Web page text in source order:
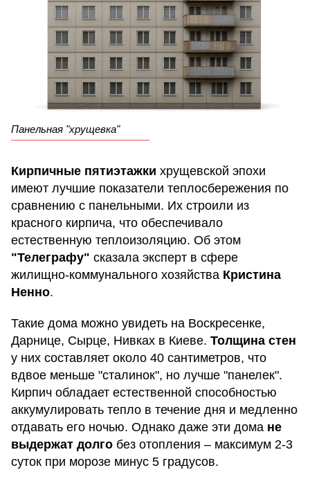
Панельная "хрущевка"
Кирпичные пятиэтажки хрущевской эпохи
имеют лучшие показатели теплосбережения по
сравнению с панельными. Их строили из
красного кирпича, что обеспечивало
естественную теплоизоляцию. Об этом
"Телеграфу" сказала эксперт в сфере
жилищно-коммунального хозяйства Кристина
Ненно.
Такие дома можно увидеть на Воскресенке,
Дарнице, Сырце, Нивках в Киеве. Толщина стен
у них составляет около 40 сантиметров, что
вдвое меньше "сталинок", но лучше "панелек".
Кирпич обладает естественной способностью
аккумулировать тепло в течение дня и медленно
отдавать его ночью. Однако даже эти дома не
выдержат долго без отопления – максимум 2-3
суток при морозе минус 5 градусов.